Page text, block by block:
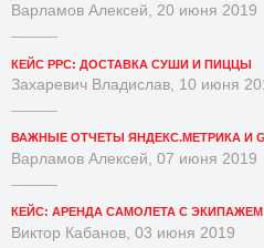
Варламов Алексей, 20 июня 2019
КЕЙС PPC: ДОСТАВКА СУШИ И ПИЦЦЫ
Захаревич Владислав, 10 июня
ВАЖНЫЕ ОТЧЕТЫ ЯНДЕКС.МЕТРИКА И
Варламов Алексей, 07 июня 2019
КЕЙС: АРЕНДА САМОЛЕТА С ЭКИПАЖЕМ
Виктор Кабанов, 03 июня 2019